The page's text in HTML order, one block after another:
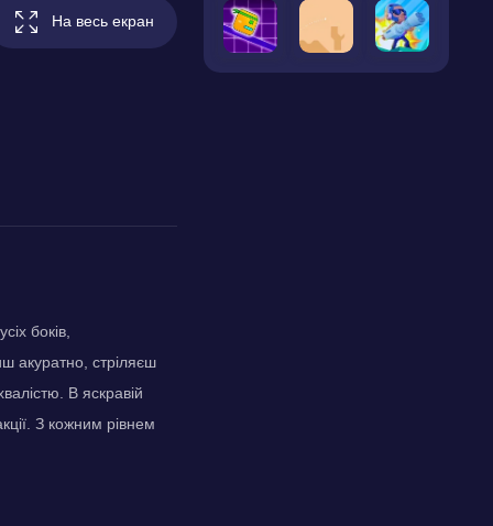
На весь екран
боків,
акуратно, стріляєш
В яскравій
З кожним рівнем